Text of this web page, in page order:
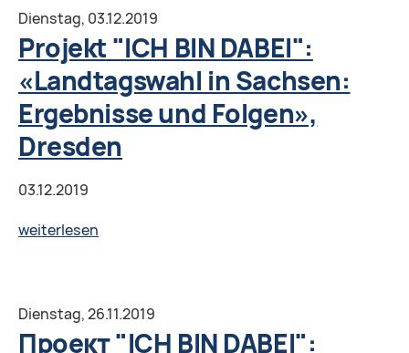
DABEI":
"Information
und
Fälschung
im
Wahlkampf:
Was
glauben
nicht?",
Weiden
Dienstag, 03.12.2019
Projekt "ICH BIN DABEI":
«Landtagswahl in Sachsen:
Ergebnisse und Folgen»,
Dresden
03.12.2019
weiterlesen
DABEI":
«Landtagswahl
Dienstag,26.11.2019
Проект "ICH BIN DABEI":